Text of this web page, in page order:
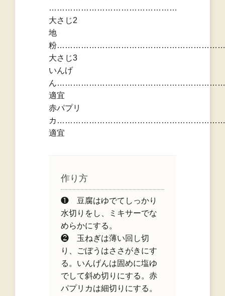
…………………………………………
大さじ2
地
粉
大さじ3
いんげ
ん
適宜
赤パプリ
カ
適宜
作り方
❶ 豆腐はゆでてしっかり
水切りをし、ミキサーでな
めらかにする。
❷ 玉ねぎは薄い回し切
り、ごぼうはささがきにす
る。いんげんは固めに塩ゆ
でして斜め切りにする。赤
パプリカは細切りにする。